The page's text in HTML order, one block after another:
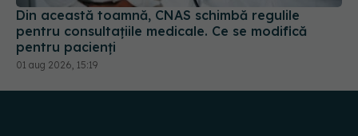
Din această toamnă, CNAS schimbă regulile
pentru consultațiile medicale. Ce se modifică
pentru pacienți
01 aug 2026, 15:19